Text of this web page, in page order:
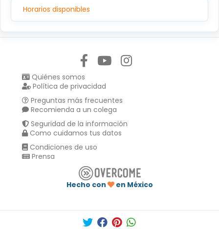
Horarios disponibles
Quiénes somos
Política de privacidad
Preguntas más frecuentes
Recomienda a un colega
Seguridad de la información
Como cuidamos tus datos
Condiciones de uso
Prensa
Hecho con
en México